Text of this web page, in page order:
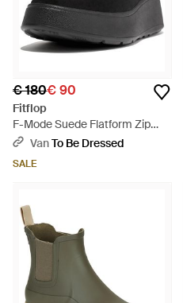
€ 180€ 90
Fitflop
F-Mode Suede Flatform Zip
Ankle Boots - Zwart
VanTo Be Dressed
SALE